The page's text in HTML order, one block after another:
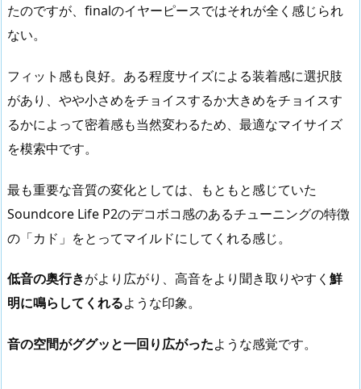
たのですが、finalのイヤーピースではそれが全く感じられ
ない。
フィット感も良好。ある程度サイズによる装着感に選択肢
があり、やや小さめをチョイスするか大きめをチョイスす
るかによって密着感も当然変わるため、最適なマイサイズ
を模索中です。
最も重要な音質の変化としては、もともと感じていた
Soundcore Life P2のデコボコ感のあるチューニングの特徴
の「カド」をとってマイルドにしてくれる感じ。
低音の奥行きがより広がり、高音をより聞き取りやすく 鮮
明に鳴らしてくれるような印象。
音の空間がググッと一回り広がったような感覚です。